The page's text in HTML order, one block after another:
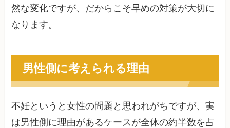
然な変化ですが、だからこそ早めの対策が大切に
なります。
男性側に考えられる理由
不妊というと女性の問題と思われがちですが、実
は男性側に理由があるケースが全体の約半数を占